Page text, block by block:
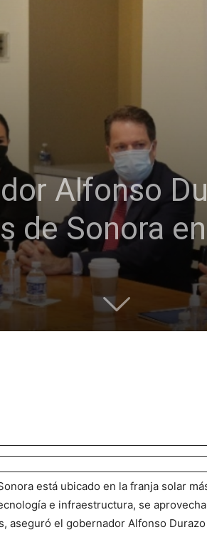
Alfonso
de Sonora
está ubicado en la franja solar
e infraestructura, se aprovecha
aseguró el gobernador Alfonso Durazo